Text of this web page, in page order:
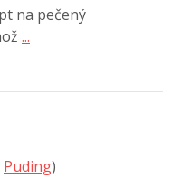
na pečený
...
Puding)